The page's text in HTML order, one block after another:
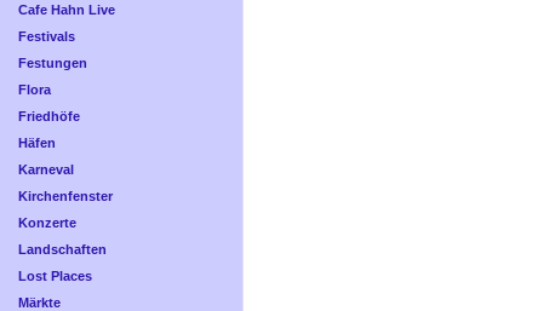
Cafe Hahn Live
Festivals
Festungen
Flora
Friedhöfe
Häfen
Karneval
Kirchenfenster
Konzerte
Landschaften
Lost Places
Märkte